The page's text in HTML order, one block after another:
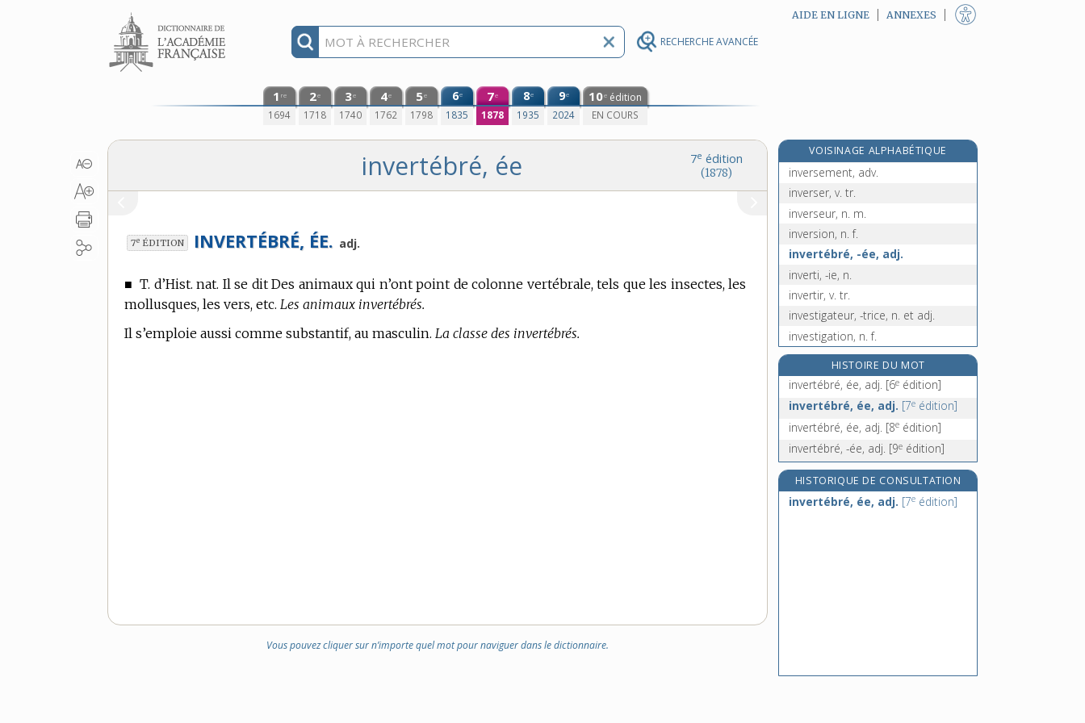
RECHERCHE AVANCÉE
Aller au contenu AIDE EN LIGNE ANNEXES
1 re
1694
2e
1718
3e
1740
4e
1762
5e
1798
6e
1835
7e
1878
8e
1935
9e
2024
10e édition
EN COURS
7e édition
(1878)
invertébré, ée
7e ÉDITION INVERTÉBRÉ, ÉE. adj.
■T. d’Hist. nat. Il se dit Des animaux qui n’ont point de colonne vertébrale, tels que les insectes, les
mollusques, les vers, etc. Les animaux invertébrés.
Il s’emploie aussi comme substantif, au masculin. La classe des invertébrés.
Vous pouvez cliquer sur n’importe quel mot pour naviguer dans le dictionnaire.
VOISINAGE ALPHABÉTIQUE
inverse, adj.
inversement, adv.
inverser, v. tr.
inverseur, n. m.
inversion, n. f.
invertébré, -ée, adj.
inverti, -ie, n.
invertir, v. tr.
investigateur, -trice, n. et adj.
investigation, n. f.
investir, v. tr.
investissement, n. m.
invétéré, -ée, adj.
HISTOIRE DU MOT
invertébré, ée, adj. [6e édition]
invertébré, ée, adj. [7e édition]
invertébré, ée, adj. [8e édition]
invertébré, -ée, adj. [9e édition]
HISTORIQUE DE CONSULTATION
invertébré, ée, adj. [7e édition]